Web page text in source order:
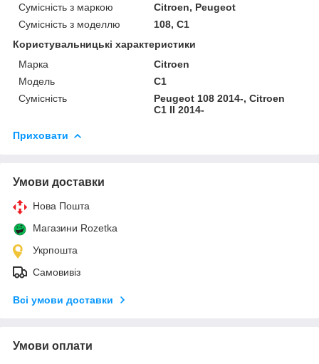
Сумісність з маркою
Citroen, Peugeot
Сумісність з моделлю
108, C1
Користувальницькі характеристики
Марка
Citroen
Модель
C1
Сумісність
Peugeot 108 2014-, Citroen
C1 II 2014-
Приховати
Умови доставки
Нова Пошта
Магазини Rozetka
Укрпошта
Самовивіз
Всі умови доставки
Умови оплати